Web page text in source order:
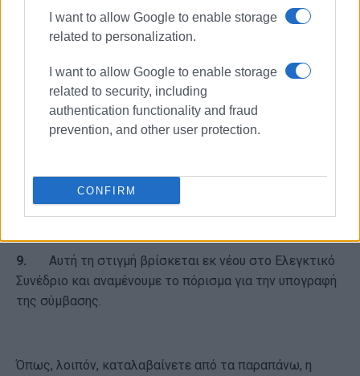
I want to allow Google to enable storage
related to personalization.
I want to allow Google to enable storage
related to security, including
authentication functionality and fraud
prevention, and other user protection.
CONFIRM
Προσφύγαμε στο δευτεροβάθμιο όργανο στην
Αθήνα, το οποίο κατέληξε στην απόφαση ότι έχουμε
τελικά την ευθύνη, αλλά δεν είναι «κατεπείγον» καθότι
οι βλάβες ήταν γνωστές από το 2012.
Δημοπρατήσαμε εκ νέου το παραλιακό μέτωπο, με
ανοιχτό διαγωνισμό αυτή την φορά, όπου υπήρξε
Αφού αποφάνθηκε η Ανεξάρτητη Αρχή
Προδικαστικών Προσφυγών, κατέληξε στον μειοδότη
9. Αυτή τη στιγμή βρίσκεται εκ νέου στο Ελεγκτικό
Συνέδριο και αναμένουμε το πόρισμα για την υπογραφή
της σύμβασης.
Όπως, λοιπόν, καταλαβαίνετε από τα παραπάνω, η